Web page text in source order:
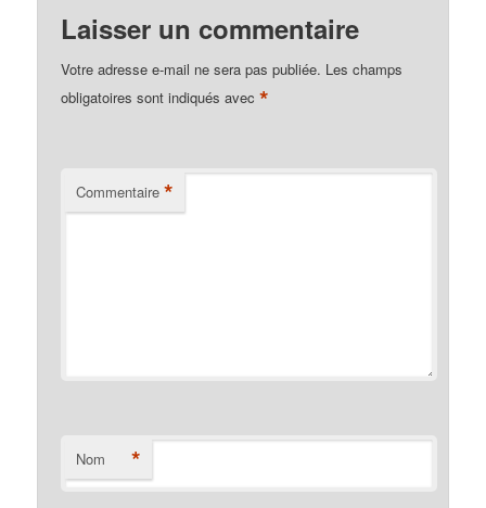
Laisser un commentaire
Votre adresse e-mail ne sera pas publiée. Les champs
obligatoires sont indiqués avec*
Commentaire *
Nom *